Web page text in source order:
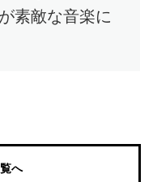
素敵な音楽に
へ